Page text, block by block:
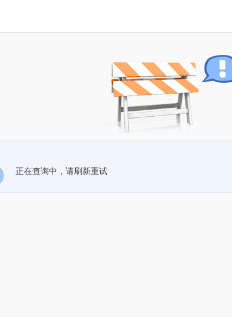
正在查询中，请刷新重试